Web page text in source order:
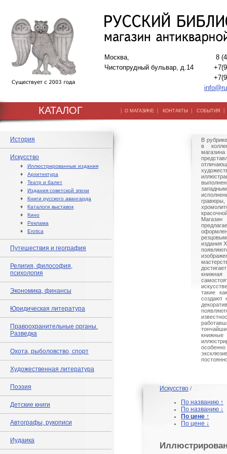
Москва,
Чистопрудный бульвар, д.14
8
КАТАЛОГ | О МАГАЗИНЕ | КОНТАКТЫ | СОБЫТИЯ
История
Искусство
♦ Иллюстрированные издания
♦ Архитектура
♦ Театр и балет
♦ Издания советской эпохи
♦ Книги русского авангарда
♦ Каталоги выставок
♦ Кино
♦ Реклама
♦ Erotica
Путешествия и география
Религия, философия,
психология
Экономика, финансы
Юридическая литература
Правоохранительные органы.
Разведка
Охота, рыболовство, спорт
Художественная литература
Поэзия
Детские книги
Автографы, рукописи
Иудаика
В
в
издания
такие
создают
Искусство /
По названию ↑
По названию ↓
По цене ↑
По цене ↓